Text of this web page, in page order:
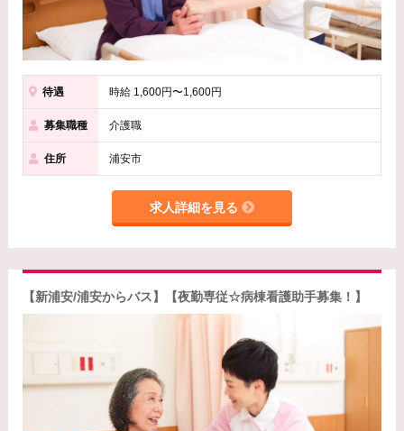
待遇 時給 1,600円〜1,600円
募集職種 介護職
住所 浦安市
求人詳細を見る
【新浦安/浦安からバス】【夜勤専従☆病棟看護助手募集！】